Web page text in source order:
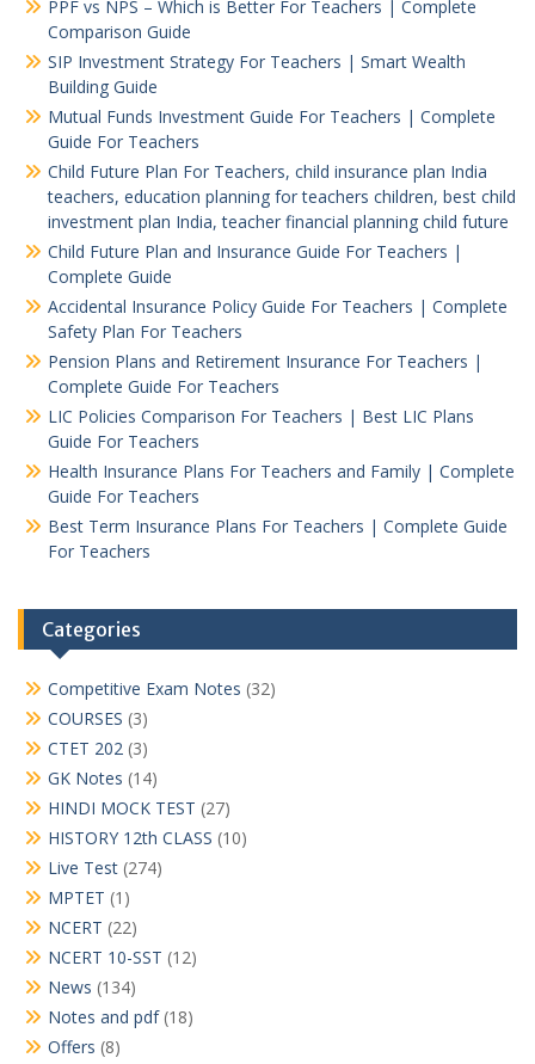
PPF vs NPS – Which is Better For Teachers | Complete
Comparison Guide
SIP Investment Strategy For Teachers | Smart Wealth
Building Guide
Mutual Funds Investment Guide For Teachers | Complete
Guide For Teachers
Child Future Plan For Teachers, child insurance plan India
teachers, education planning for teachers children, best child
investment plan India, teacher financial planning child future
Child Future Plan and Insurance Guide For Teachers |
Complete Guide
Accidental Insurance Policy Guide For Teachers | Complete
Safety Plan For Teachers
Pension Plans and Retirement Insurance For Teachers |
Complete Guide For Teachers
LIC Policies Comparison For Teachers | Best LIC Plans
Guide For Teachers
Health Insurance Plans For Teachers and Family | Complete
Guide For Teachers
Best Term Insurance Plans For Teachers | Complete Guide
For Teachers
Categories
Competitive Exam Notes (32)
COURSES (3)
CTET 202 (3)
GK Notes (14)
HINDI MOCK TEST (27)
HISTORY 12th CLASS (10)
Live Test (274)
MPTET (1)
NCERT (22)
NCERT 10-SST (12)
News (134)
Notes and pdf(18)
Offers (8)